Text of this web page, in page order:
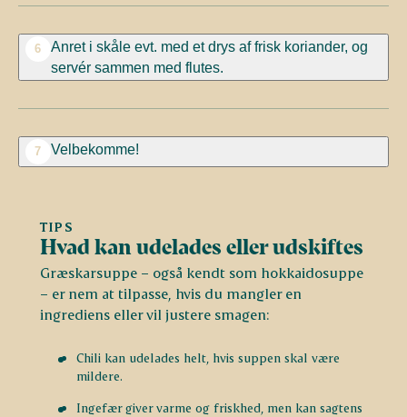
6
Anret i skåle evt. med et drys af frisk koriander, og
servér sammen med flutes.
7 Velbekomme!
TIPS
Hvad kan udelades eller udskiftes
Græskarsuppe – også kendt som hokkaidosuppe
– er nem at tilpasse, hvis du mangler en
ingrediens eller vil justere smagen:
Chili kan udelades helt, hvis suppen skal være
mildere.
Ingefær giver varme og friskhed, men kan sagtens